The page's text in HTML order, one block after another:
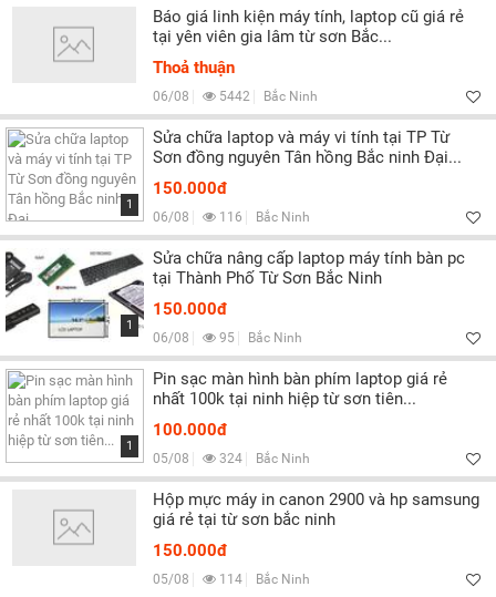
Báo giá linh kiện máy tính, laptop cũ giá rẻ
tại yên viên gia lâm từ sơn Bắc...
Thoả thuận
06/08 5442 Bắc Ninh
1
Sửa chữa laptop và máy vi tính tại TP Từ
Sơn đồng nguyên Tân hồng Bắc ninh Đại...
150.000đ
06/08 116 Bắc Ninh
1
Sửa chữa nâng cấp laptop máy tính bàn pc
tại Thành Phố Từ Sơn Bắc Ninh
150.000đ
06/08 95 Bắc Ninh
1
Pin sạc màn hình bàn phím laptop giá rẻ
nhất 100k tại ninh hiệp từ sơn tiên...
100.000đ
05/08 324 Bắc Ninh
Hộp mực máy in canon 2900 và hp samsung
giá rẻ tại từ sơn bắc ninh
150.000đ
05/08 114 Bắc Ninh